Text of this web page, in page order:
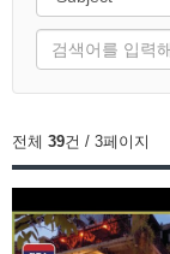
전체 39건 / 3페이지